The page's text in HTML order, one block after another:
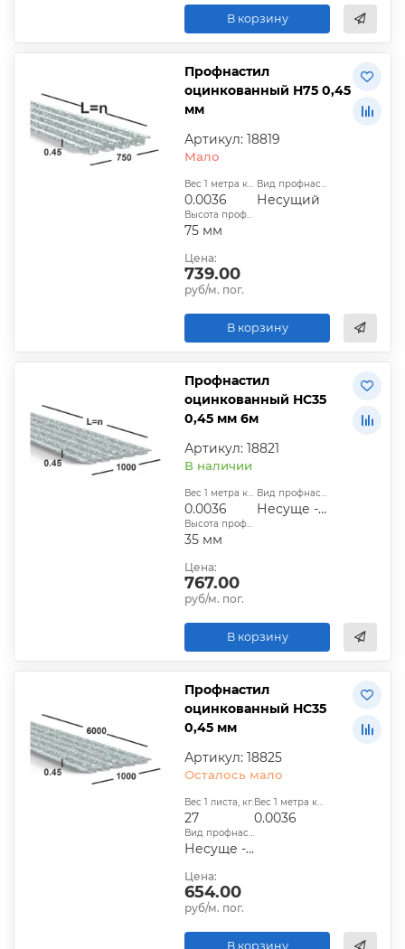
В корзину
Профнастил
оцинкованный Н75 0,45
мм
Артикул: 18819
Мало
Вес 1 метра квадратного, т:
0.0036
Вид профнастила:
Несущий
Высота профиля:
75 мм
Цена:
739.00
руб/м. пог.
В корзину
Профнастил
оцинкованный НС35
0,45 мм 6м
Артикул: 18821
В наличии
Вес 1 метра квадратного, т:
0.0036
Вид профнастила:
Несуще - стеновой
Высота профиля:
35 мм
Цена:
767.00
руб/м. пог.
В корзину
Профнастил
оцинкованный НС35
0,45 мм
Артикул: 18825
Осталось мало
Вес 1 листа, кг:
27
Вес 1 метра квадратного, т:
0.0036
Вид профнастила:
Несуще - стеновой
Цена:
654.00
руб/м. пог.
В корзину